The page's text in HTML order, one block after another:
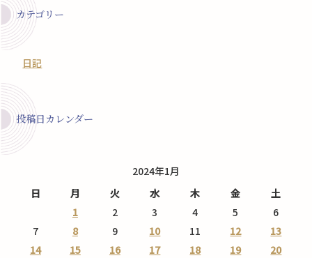
カテゴリー
日記
投稿日カレンダー
2024年1月
日
月 火 水 木 金 土
1 2 3 4 5
6
7
8 9 10 11 12
13
14
15 16 17 18 19
20